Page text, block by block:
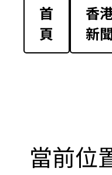
首
頁
香
新
當前位